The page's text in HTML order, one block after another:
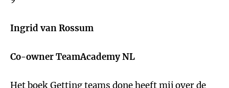
Ingrid van Rossum
Co-owner TeamAcademy NL
Het boek Getting teams done heeft mij over de